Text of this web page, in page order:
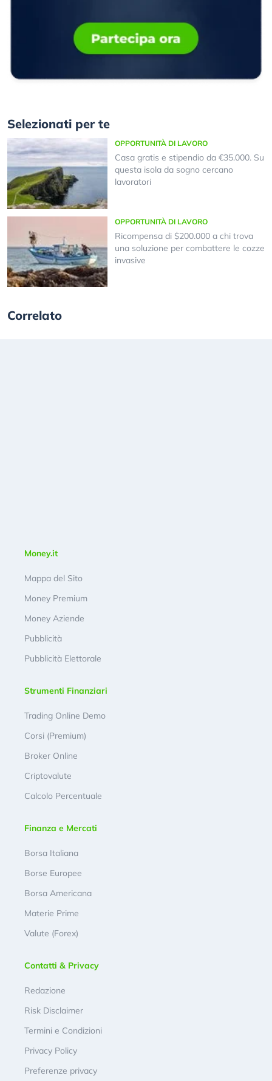
Selezionati per te
OPPORTUNITÀ DI LAVORO
Casa gratis e stipendio da €35.000. Su
questa isola da sogno cercano
lavoratori
OPPORTUNITÀ DI LAVORO
Ricompensa di $200.000 a chi trova
una soluzione per combattere le cozze
invasive
Correlato
Money.it
Mappa del Sito
Money Premium
Money Aziende
Pubblicità
Pubblicità Elettorale
Strumenti Finanziari
Trading Online Demo
Corsi (Premium)
Broker Online
Criptovalute
Calcolo Percentuale
Finanza e Mercati
Borsa Italiana
Borse Europee
Borsa Americana
Materie Prime
Valute (Forex)
Contatti & Privacy
Redazione
Risk Disclaimer
Termini e Condizioni
Privacy Policy
Preferenze privacy